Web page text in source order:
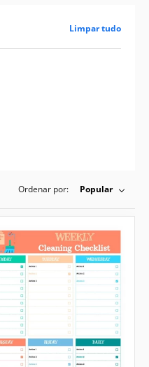
Limpar tudo
Ordenar por: Popular